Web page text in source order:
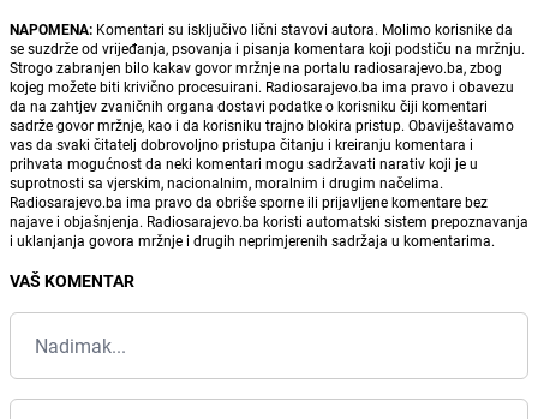
NAPOMENA: Komentari su isključivo lični stavovi autora. Molimo korisnike da
se suzdrže od vrijeđanja, psovanja i pisanja komentara koji podstiču na mržnju.
Strogo zabranjen bilo kakav govor mržnje na portalu radiosarajevo.ba, zbog
kojeg možete biti krivično procesuirani. Radiosarajevo.ba ima pravo i obavezu
da na zahtjev zvaničnih organa dostavi podatke o korisniku čiji komentari
sadrže govor mržnje, kao i da korisniku trajno blokira pristup. Obaviještavamo
vas da svaki čitatelj dobrovoljno pristupa čitanju i kreiranju komentara i
prihvata mogućnost da neki komentari mogu sadržavati narativ koji je u
suprotnosti sa vjerskim, nacionalnim, moralnim i drugim načelima.
Radiosarajevo.ba ima pravo da obriše sporne ili prijavljene komentare bez
najave i objašnjenja. Radiosarajevo.ba koristi automatski sistem prepoznavanja
i uklanjanja govora mržnje i drugih neprimjerenih sadržaja u komentarima.
VAŠ KOMENTAR